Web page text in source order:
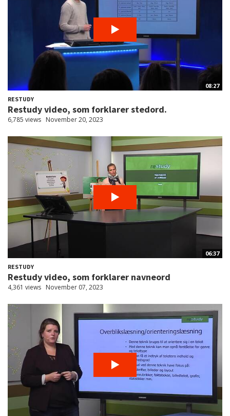
08:27
RESTUDY
Restudy video, som forklarer stedord.
6,785 views November 20, 2023
06:37
RESTUDY
Restudy video, som forklarer navneord
4,361 views November 07, 2023